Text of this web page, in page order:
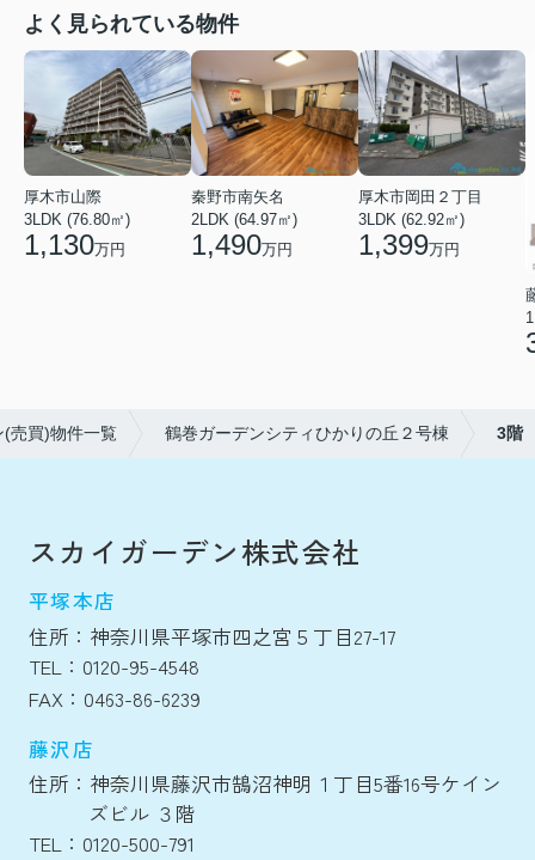
よく見られている物件
厚木市山際
3LDK (76.80㎡)
1,130万円
秦野市南矢名
2LDK (64.97㎡)
1,490万円
厚木市岡田２丁目
3LDK (62.92㎡)
1,399万円
売買)物件一覧 鶴巻ガーデンシティひかりの丘２号棟 3階
スカイガーデン株式会社
平塚本店
住所：神奈川県平塚市四之宮５丁目27-17
TEL：0120-95-4548
FAX：0463-86-6239
藤沢店
住所：神奈川県藤沢市鵠沼神明１丁目5番16号ケイン
ズビル ３階
TEL：0120-500-791